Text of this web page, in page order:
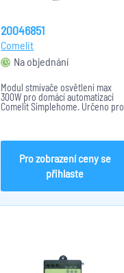
20046851
Comelit
Na objednání
Modul stmívače osvětlení max
300W pro domácí automatizaci
Comelit Simplehome. Určeno pro
halogeny, fluorescenční lampy,
39x90x58mm (2 DIN).
Pro zobrazení ceny se
přihlaste